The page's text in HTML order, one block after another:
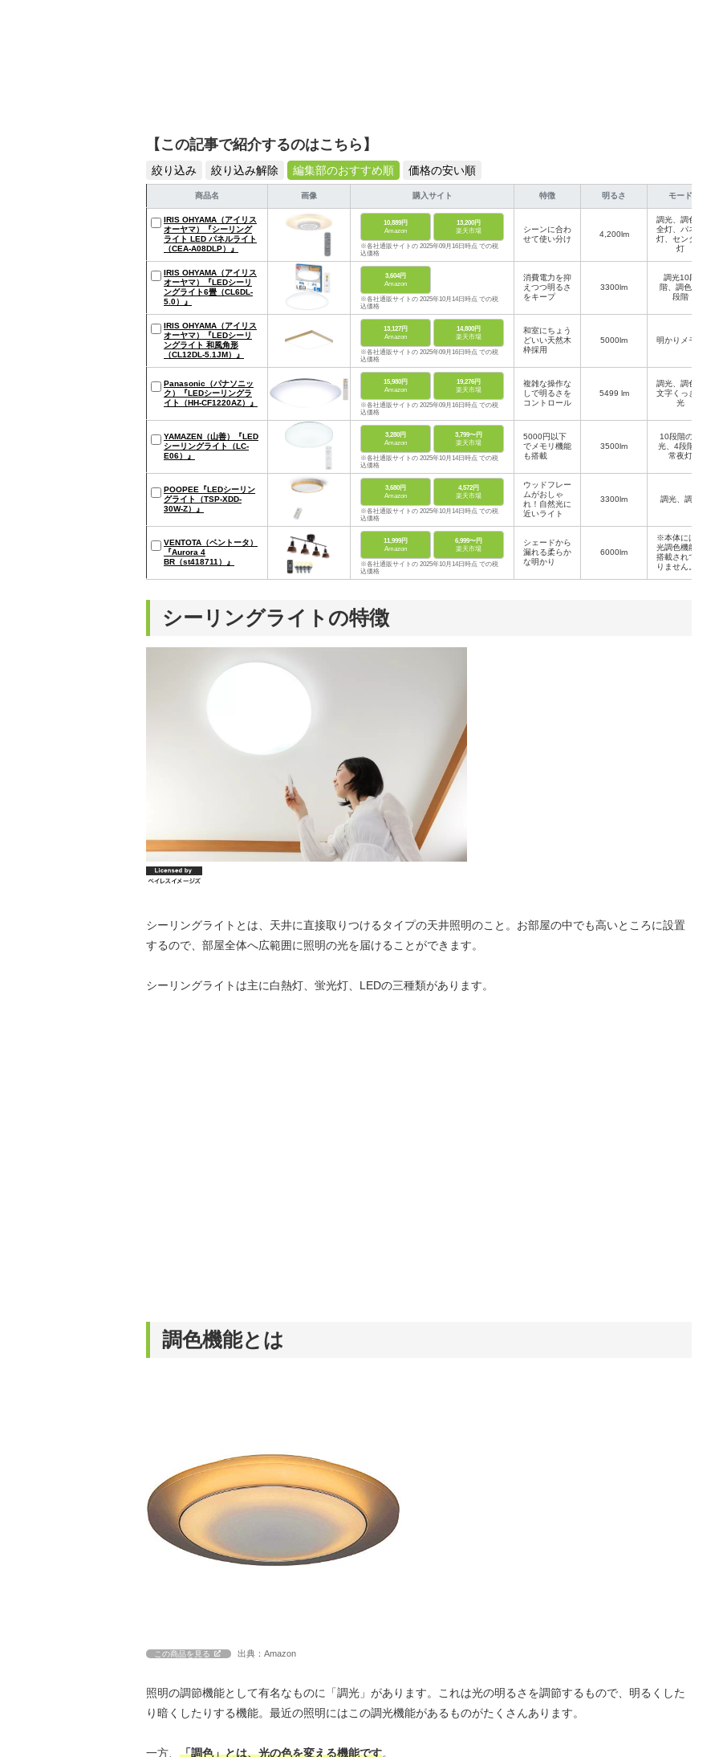
【この記事で紹介するのはこちら】
絞り込み 絞り込み解除 編集部のおすすめ順 価格の安い順
商品名 画像 購入サイト 特徴 明るさ モード
IRIS OHYAMA（アイリス
オーヤマ）『シーリング
ライト LED パネルライト
（CEA-A08DLP）』
10,889円
Amazon
13,200円
楽天市場
※各社通販サイトの 2025年09月16日時点 での税
込価格
シーンに合わ
せて使い分け
4,200lm
調光、調色、
全灯、パネル
灯、センター
灯
IRIS OHYAMA（アイリス
オーヤマ）『LEDシーリ
ングライト6畳（CL6DL-
5.0）』
3,604円
Amazon
※各社通販サイトの 2025年10月14日時点 での税
込価格
消費電力を抑
えつつ明るさ
をキープ
3300lm
調光10段
階、調色11
段階
IRIS OHYAMA（アイリス
オーヤマ）『LEDシーリ
ングライト 和風角形
（CL12DL-5.1JM）』
13,127円
Amazon
14,800円
楽天市場
※各社通販サイトの 2025年09月16日時点 での税
込価格
和室にちょう
どいい天然木
枠採用
5000lm 明かりメモリ
Panasonic（パナソニッ
ク）『LEDシーリングラ
イト（HH-CF1220AZ）』
15,980円
Amazon
19,276円
楽天市場
※各社通販サイトの 2025年09月16日時点 での税
込価格
複雑な操作な
しで明るさを
コントロール
‎5499 lm
調光、調色、
文字くっきり
光
YAMAZEN（山善）『LED
シーリングライト（LC-
E06）』
3,280円
Amazon
3,799〜円
楽天市場
※各社通販サイトの 2025年10月14日時点 での税
込価格
5000円以下
でメモリ機能
も搭載
3500lm
10段階の調
光、4段階の
常夜灯
POOPEE『LEDシーリン
グライト（TSP-XDD-
30W-Z）』
3,680円
Amazon
4,572円
楽天市場
※各社通販サイトの 2025年10月14日時点 での税
込価格
ウッドフレー
ムがおしゃ
れ！自然光に
近いライト
3300lm 調光、調色
VENTOTA（ベントータ）
『Aurora 4
BR（st418711）』
11,999円
Amazon
6,999〜円
楽天市場
※各社通販サイトの 2025年10月14日時点 での税
込価格
シェードから
漏れる柔らか
な明かり
6000lm
※本体には調
光調色機能は
搭載されてお
りません。調
シーリングライトの特徴
シーリングライトとは、天井に直接取りつけるタイプの天井照明のこと。お部屋の中でも高いところに設置
するので、部屋全体へ広範囲に照明の光を届けることができます。
シーリングライトは主に白熱灯、蛍光灯、LEDの三種類があります。
調色機能とは
この商品を見る 出典：Amazon
照明の調節機能として有名なものに「調光」があります。これは光の明るさを調節するもので、明るくした
り暗くしたりする機能。最近の照明にはこの調光機能があるものがたくさんあります。
一方、 「調色」とは、光の色を変える機能です。